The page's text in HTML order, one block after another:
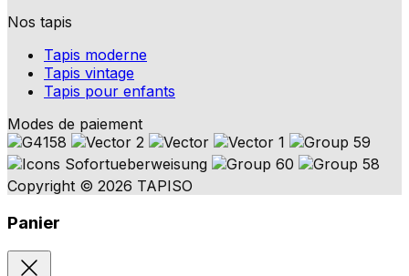
Nos tapis
Tapis moderne
Tapis vintage
Tapis pour enfants
Modes de paiement
Copyright © 2026 TAPISO
Panier